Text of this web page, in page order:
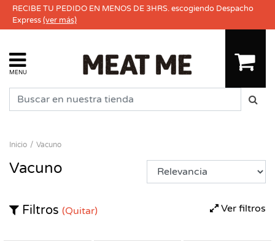
RECIBE TU PEDIDO EN MENOS DE 3HRS. escogiendo Despacho
Express(ver más)
MENU
Inicio Vacuno
Vacuno
Ver filtros
Filtros (Quitar)